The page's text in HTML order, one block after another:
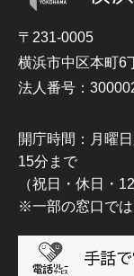
〒231-0005
横浜市中区本町6
法人番号：
開庁時間：月曜
15分まで
（祝日・休日・
※一部の窓口で